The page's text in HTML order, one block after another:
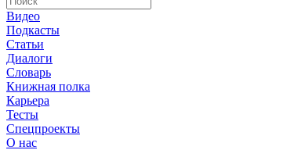
Видео
Подкасты
Статьи
Диалоги
Словарь
Книжная полка
Карьера
Тесты
Спецпроекты
О наc